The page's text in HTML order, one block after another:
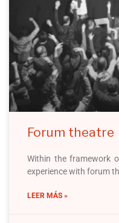
Forum theatre
Within the framework
experience with forum
LEER MÁS »